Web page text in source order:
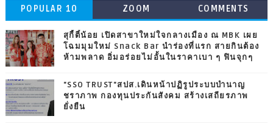
POPULAR 10 ZOOM COMMENTS
สุกี้ตี๋น้อย เปิดสาขาใหม่ใจกลางเมือง ณ MBK เผย
โฉมมุมใหม่ Snack Bar นำร่องที่แรก สายกินต้อง
ห้ามพลาด อิ่มอร่อยไม่อั้นในราคาเบา ๆ ฟินจุกๆ
"SSO TRUST"สปส.เดินหน้าปฏิรูประบบบำนาญ
ชราภาพ กองทุนประกันสังคม สร้างเสถียรภาพ
ยั่งยืน